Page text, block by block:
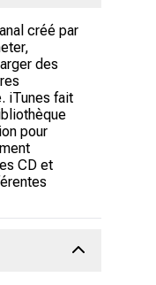
créé par
des
iTunes fait
pour
CD et